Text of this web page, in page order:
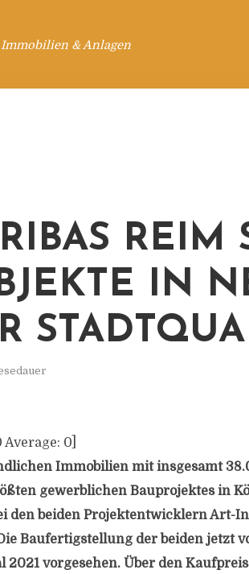
& Anlagen
REIM
IN
Average: 0
Immobilien mit insgesamt
gewerblichen Bauprojektes in
den beiden Projektentwicklern Art-
Baufertigstellung der beiden jetzt
2021 vorgesehen. Über den